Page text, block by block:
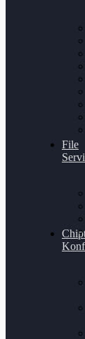
File